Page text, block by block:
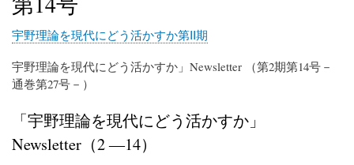
ず
宇野理論を現代にどう活かすか第II期
宇野理論を現代にどう活かすか」Newsletter （第2期第14号－
通巻第27号－）
「宇野理論を現代にどう活かすか」
Newsletter（2 ―14）